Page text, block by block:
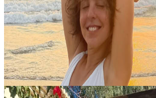
Un invito a lasciarsi andare, rallentare e
autentico con il cuore. Nel ritmo frenetico della
concedersi una pausa è diventato più che mai
22,00 €
Contatta l'organizzatore per le date
Lagos, Portogallo